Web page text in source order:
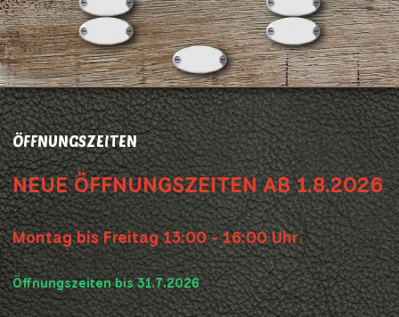
ÖFFNUNGSZEITEN
NEUE ÖFFNUNGSZEITEN AB 1.8.2026
Montag bis Freitag 13:00 - 16:00 Uhr
Öffnungszeiten bis 31.7.2026